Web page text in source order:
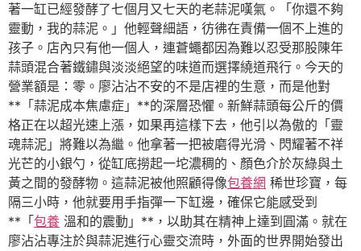
著一缸已經發酵了七個月又七天的老蒜泥嘆氣。「你還不夠
靈動，我的蒜泥。」他輕聲細語，彷彿在責備一個不上進的
孩子。店內只有他一個人，連蒼蠅都因為難以忍受那股陳年
蒜頭混合著鐵鏽與淡淡絕望的味道而選擇繞道飛行。今天的
營業額是：零。廖沾沾不安的不是店裡的生意，而是他對
**「蒜泥成本焦慮症」**的深層恐懼。新鮮蒜頭每公斤的價
格正在以超光速上漲，如果再這樣下去，他引以為傲的「靈
魂蒜泥」將難以為繼。他拿著一把被磨得光滑、閃耀著不祥
光芒的小銀勺，從缸底撈起一坨濃稠的、顏色介於灰綠與土
黃之間的發酵物。這蒜泥被他照顧得像包養網 稀世珍寶，每
隔三小時，他就要用手指彈一下缸邊，確保它能感受到
**「 包養 溫和的震動」**，以助其在精神上達到圓滿。就在
廖沾沾專注於與蒜泥進行心靈交流時，外面的世界開始發出